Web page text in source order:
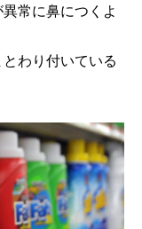
常に鼻につくよ
わり付いている